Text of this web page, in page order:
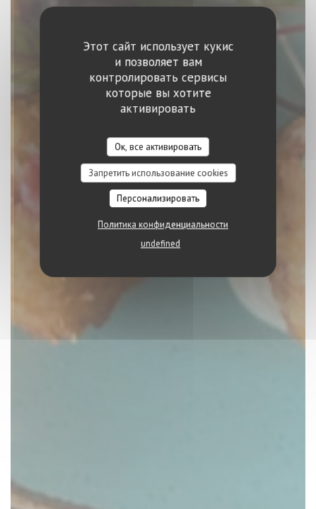
Этот сайт использует кукис
и позволяет вам
контролировать сервисы
которые вы хотите
активировать
Ок, все активировать
Запретить использование cookies
Персонализировать
Политика конфиденциальности
undefined
EL BARRIO
ИСПАНСКИЙ РЕСТОРАН|LUXEMBOURG
ЗАБРОНИРОВАТЬ СТОЛИК